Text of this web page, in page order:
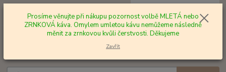
+420 602 577 209 za0,00 Kč
Prosíme věnujte při nákupu pozornost volbě MLETÁ nebo
ZRNKOVÁ káva. Omylem umletou kávu nemůžeme následně
měnit za zrnkovou kvůli čerstvosti. Děkujeme
Zavřít